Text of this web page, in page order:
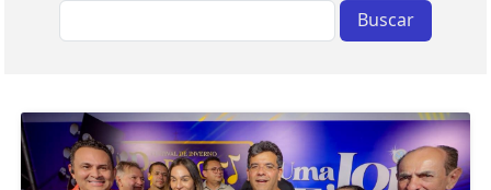
Buscar